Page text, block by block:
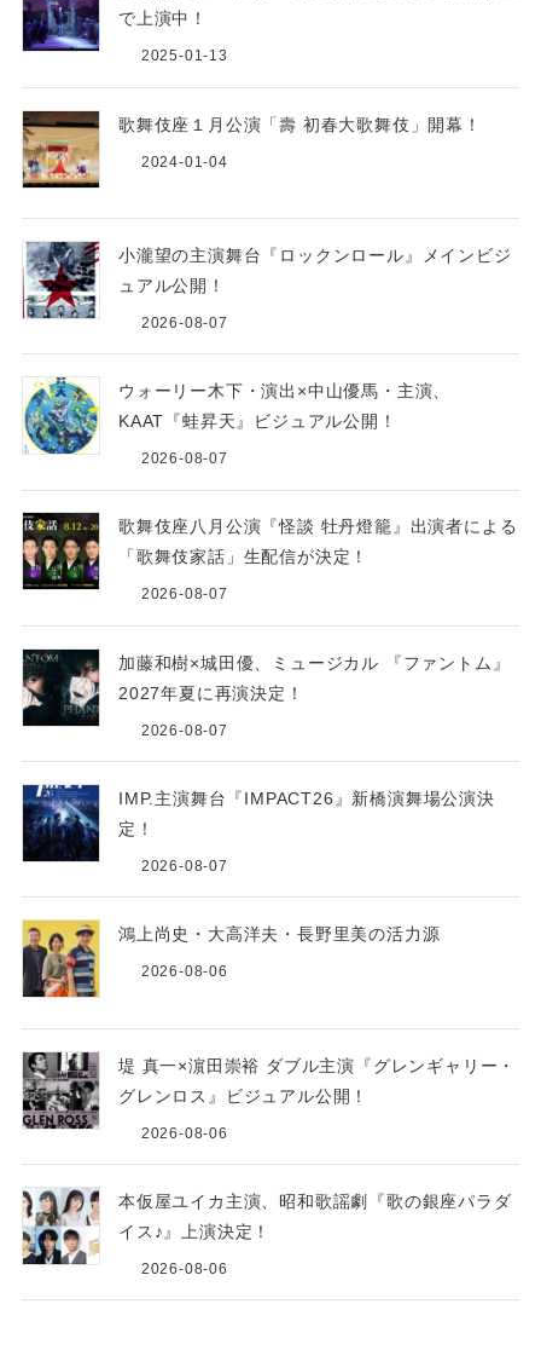
で上演中！
2025-01-13
歌舞伎座１月公演「壽 初春大歌舞伎」開幕！
2024-01-04
小瀧望の主演舞台『ロックンロール』メインビジ
ュアル公開！
2026-08-07
ウォーリー木下・演出×中山優馬・主演、
KAAT『蛙昇天』ビジュアル公開！
2026-08-07
歌舞伎座八月公演『怪談 牡丹燈籠』出演者による
「歌舞伎家話」生配信が決定！
2026-08-07
加藤和樹×城田優、ミュージカル 『ファントム』
2027年夏に再演決定！
2026-08-07
IMP.主演舞台『IMPACT26』新橋演舞場公演決
定！
2026-08-07
鴻上尚史・大高洋夫・長野里美の活力源
2026-08-06
堤 真一×濵田崇裕 ダブル主演『グレンギャリー・
グレンロス』ビジュアル公開！
2026-08-06
本仮屋ユイカ主演、昭和歌謡劇『歌の銀座パラダ
イス♪』上演決定！
2026-08-06